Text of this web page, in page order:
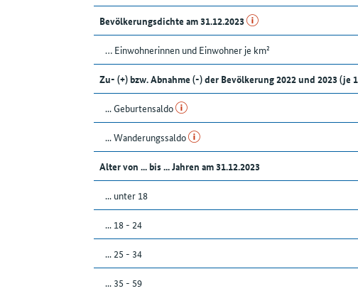
Bevölkerungsdichte am 31.12.2023
… Einwohnerinnen und Einwohner je km²
Zu- (+) bzw. Abnahme (-) der Bevölkerung 2022 und 2023
... Geburtensaldo
... Wanderungssaldo
Alter von ... bis ... Jahren am 31.12.2023
... unter 18
... 18 - 24
... 25 - 34
... 35 - 59